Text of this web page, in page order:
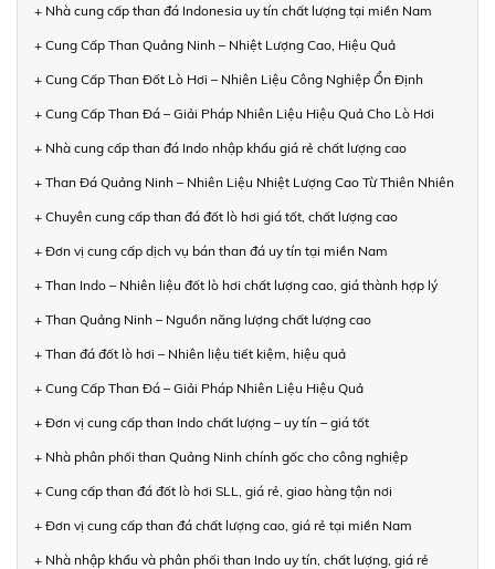
+ Nhà cung cấp than đá Indonesia uy tín chất lượng tại miền Nam
+ Cung Cấp Than Quảng Ninh – Nhiệt Lượng Cao, Hiệu Quả
+ Cung Cấp Than Đốt Lò Hơi – Nhiên Liệu Công Nghiệp Ổn Định
+ Cung Cấp Than Đá – Giải Pháp Nhiên Liệu Hiệu Quả Cho Lò Hơi
+ Nhà cung cấp than đá Indo nhập khẩu giá rẻ chất lượng cao
+ Than Đá Quảng Ninh – Nhiên Liệu Nhiệt Lượng Cao Từ Thiên Nhiên
+ Chuyên cung cấp than đá đốt lò hơi giá tốt, chất lượng cao
+ Đơn vị cung cấp dịch vụ bán than đá uy tín tại miền Nam
+ Than Indo – Nhiên liệu đốt lò hơi chất lượng cao, giá thành hợp lý
+ Than Quảng Ninh – Nguồn năng lượng chất lượng cao
+ Than đá đốt lò hơi – Nhiên liệu tiết kiệm, hiệu quả
+ Cung Cấp Than Đá – Giải Pháp Nhiên Liệu Hiệu Quả
+ Đơn vị cung cấp than Indo chất lượng – uy tín – giá tốt
+ Nhà phân phối than Quảng Ninh chính gốc cho công nghiệp
+ Cung cấp than đá đốt lò hơi SLL, giá rẻ, giao hàng tận nơi
+ Đơn vị cung cấp than đá chất lượng cao, giá rẻ tại miền Nam
+ Nhà nhập khẩu và phân phối than Indo uy tín, chất lượng, giá rẻ